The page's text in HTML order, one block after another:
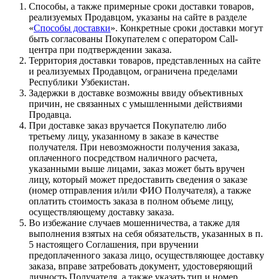
Способы, а также примерные сроки доставки товаров,
реализуемых Продавцом, указаны на сайте в разделе
«Способы доставки». Конкретные сроки доставки могут
быть согласованы Покупателем с оператором Call-
центра при подтверждении заказа.
Территория доставки товаров, представленных на сайте
и реализуемых Продавцом, ограничена пределами
Республики Узбекистан.
Задержки в доставке возможны ввиду объективных
причин, не связанных с умышленными действиями
Продавца.
При доставке заказ вручается Покупателю либо
третьему лицу, указанному в заказе в качестве
получателя. При невозможности получения заказа,
оплаченного посредством наличного расчета,
указанными выше лицами, заказ может быть вручен
лицу, который может предоставить сведения о заказе
(номер отправления и/или ФИО Получателя), а также
оплатить стоимость заказа в полном объеме лицу,
осуществляющему доставку заказа.
Во избежание случаев мошенничества, а также для
выполнения взятых на себя обязательств, указанных в п.
5 настоящего Соглашения, при вручении
предоплаченного заказа лицо, осуществляющее доставку
заказа, вправе затребовать документ, удостоверяющий
личность Получателя, а также указать тип и номер